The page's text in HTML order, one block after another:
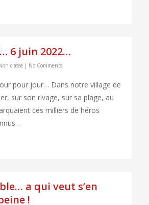
6 juin 2022…
classé | No Comments
pour jour… Dans notre village de
sur son rivage, sur sa plage, au
ces milliers de héros
a qui veut s’en
!